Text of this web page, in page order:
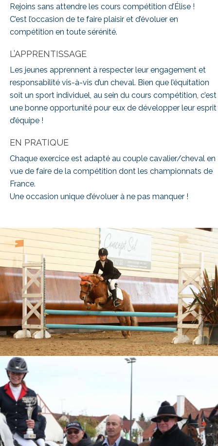
Rejoins sans attendre les cours compétition d’Élise !
C’est l’occasion de te faire plaisir et d’évoluer en
compétition en toute sérénité.
L’APPRENTISSAGE
Les jeunes apprennent à respecter leur engagement et
responsabilité vis-à-vis d’un cheval. Bien que l’équitation
soit un sport individuel, au sein du cours compétition, c’est
une bonne opportunité pour eux de développer leur esprit
d’équipe !
EN PRATIQUE
Chaque exercice est adapté au couple cavalier/cheval en
vue de faire de la compétition dont les championnats de
France.
Une occasion unique d’évoluer à ne pas manquer !